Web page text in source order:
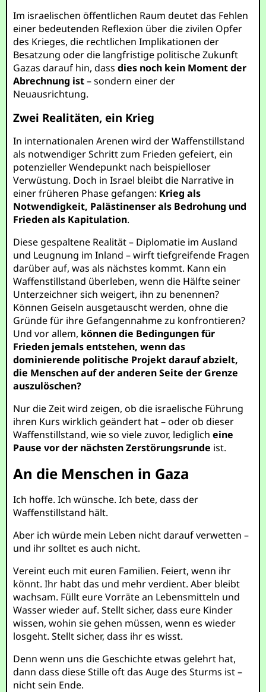
Im israelischen öffentlichen Raum deutet das Fehlen
einer bedeutenden Reflexion über die zivilen Opfer
des Krieges, die rechtlichen Implikationen der
Besatzung oder die langfristige politische Zukunft
Gazas darauf hin, dassdies noch kein Moment der
Abrechnung ist– sondern einer der
Neuausrichtung.
Zwei Realitäten, ein Krieg
In internationalen Arenen wird der Waffenstillstand
als notwendiger Schritt zum Frieden gefeiert, ein
potenzieller Wendepunkt nach beispielloser
Verwüstung. Doch in Israel bleibt die Narrative in
einer früheren Phase gefangen: Krieg als
Notwendigkeit, Palästinenser als Bedrohung und
Frieden als Kapitulation.
Diese gespaltene Realität – Diplomatie im Ausland
und Leugnung im Inland – wirft tiefgreifende Fragen
darüber auf, was als nächstes kommt. Kann ein
Waffenstillstand überleben, wenn die Hälfte seiner
Unterzeichner sich weigert, ihn zu benennen?
Können Geiseln ausgetauscht werden, ohne die
Gründe für ihre Gefangennahme zu konfrontieren?
Und vor allem, können die Bedingungen für
Frieden jemals entstehen, wenn das
dominierende politische Projekt darauf abzielt,
die Menschen auf der anderen Seite der Grenze
auszulöschen?
Nur die Zeit wird zeigen, ob die israelische Führung
ihren Kurs wirklich geändert hat – oder ob dieser
Waffenstillstand, wie so viele zuvor, lediglicheine
Pause vor der nächsten Zerstörungsrunde ist.
An die Menschen in Gaza
Ich hoffe. Ich wünsche. Ich bete, dass der
Waffenstillstand hält.
Aber ich würde mein Leben nicht darauf verwetten –
und ihr solltet es auch nicht.
Vereint euch mit euren Familien. Feiert, wenn ihr
könnt. Ihr habt das und mehr verdient. Aber bleibt
wachsam. Füllt eure Vorräte an Lebensmitteln und
Wasser wieder auf. Stellt sicher, dass eure Kinder
wissen, wohin sie gehen müssen, wenn es wieder
losgeht. Stellt sicher, dass ihr es wisst.
Denn wenn uns die Geschichte etwas gelehrt hat,
dann dass diese Stille oft das Auge des Sturms ist –
nicht sein Ende.